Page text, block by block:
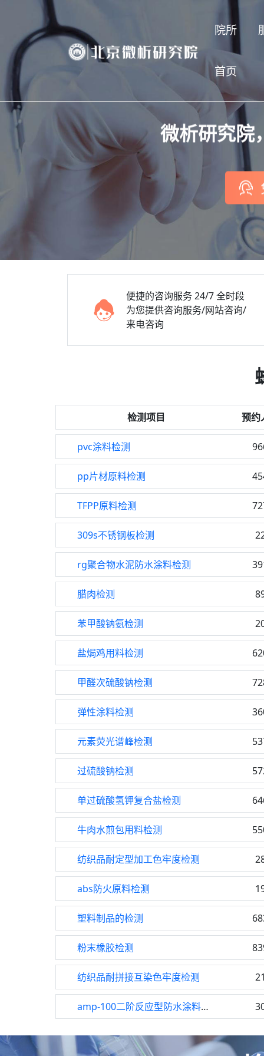
院所
首页
微析研究院
便捷的咨询服务24/7 全时段
为您提供咨询服务/网站咨询/
来电咨询
检测项目 预约
pvc涂料检测
pp片材原料检测
TFPP原料检测
309s不锈钢板检测
rg聚合物水泥防水涂料检测
腊肉检测
苯甲酸钠氨检测
盐焗鸡用料检测
甲醛次硫酸钠检测
弹性涂料检测
元素荧光谱峰检测
过硫酸钠检测
单过硫酸氢钾复合盐检测
牛肉水煎包用料检测
纺织品耐定型加工色牢度检测
abs防火原料检测
塑料制品的检测
粉末橡胶检测
纺织品耐拼接互染色牢度检测
amp-100二阶反应型防水涂料检测